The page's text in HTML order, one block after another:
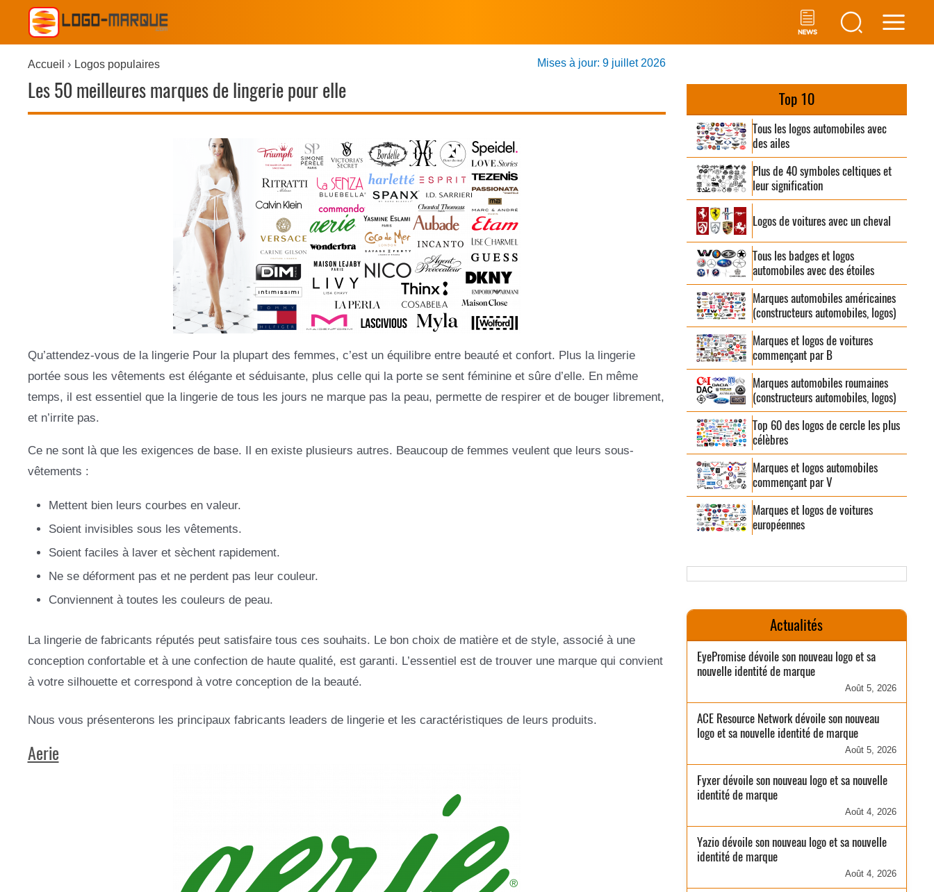
Accueil Logos populaires
Les 50 meilleures marques de lingerie pour elle
Mises à jour: 9 juillet 2026
Qu’attendez-vous de la lingerie Pour la plupart des femmes, c’est un équilibre entre beauté et confort. Plus la lingerie
portée sous les vêtements est élégante et séduisante, plus celle qui la porte se sent féminine et sûre d’elle. En même
temps, il est essentiel que la lingerie de tous les jours ne marque pas la peau, permette de respirer et de bouger librement,
et n’irrite pas.
Ce ne sont là que les exigences de base. Il en existe plusieurs autres. Beaucoup de femmes veulent que leurs sous-
vêtements :
Mettent bien leurs courbes en valeur.
Soient invisibles sous les vêtements.
Soient faciles à laver et sèchent rapidement.
Ne se déforment pas et ne perdent pas leur couleur.
Conviennent à toutes les couleurs de peau.
La lingerie de fabricants réputés peut satisfaire tous ces souhaits. Le bon choix de matière et de style, associé à une
conception confortable et à une confection de haute qualité, est garanti. L’essentiel est de trouver une marque qui convient
à votre silhouette et correspond à votre conception de la beauté.
Nous vous présenterons les principaux fabricants leaders de lingerie et les caractéristiques de leurs produits.
Aerie
Top 10
Tous les logos automobiles avec
des ailes
Plus de 40 symboles celtiques et
leur signification
Logos de voitures avec un cheval
Tous les badges et logos
automobiles avec des étoiles
Marques automobiles américaines
(constructeurs automobiles, logos)
Marques et logos de voitures
commençant par B
Marques automobiles roumaines
(constructeurs automobiles, logos)
Top 60 des logos de cercle les plus
célèbres
Marques et logos automobiles
commençant par V
Marques et logos de voitures
européennes
Actualités
EyePromise dévoile son nouveau logo et sa
nouvelle identité de marque
Août 5, 2026
ACE Resource Network dévoile son nouveau
logo et sa nouvelle identité de marque
Août 5, 2026
Fyxer dévoile son nouveau logo et sa nouvelle
identité de marque
Août 4, 2026
Yazio dévoile son nouveau logo et sa nouvelle
identité de marque
Août 4, 2026